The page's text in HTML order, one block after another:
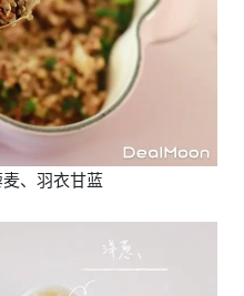
、羽衣甘蓝